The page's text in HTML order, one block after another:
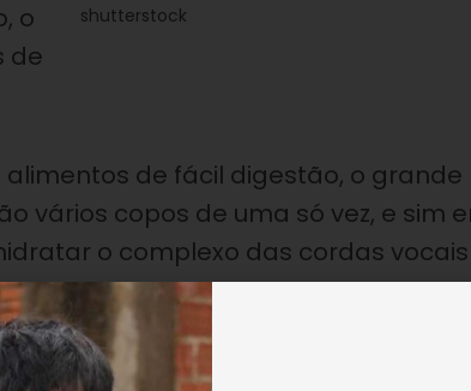
shutterstock
o
de
de fácil digestão, o grande
vários copos de uma só vez, e sim
o complexo das cordas vocais
pois o grito produz um toque